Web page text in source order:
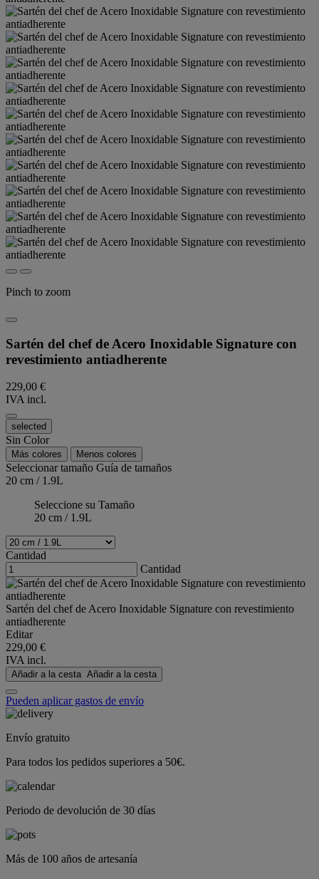
Pinch to zoom
Sartén del chef de Acero Inoxidable Signature con
revestimiento antiadherente
229,00 €
IVA incl.
selected
Sin Color
Más colores Menos colores
Seleccionar tamaño Guía de tamaños
20 cm / 1.9L
Seleccione su Tamaño
20 cm / 1.9L
Cantidad
Cantidad
Sartén del chef de Acero Inoxidable Signature con revestimiento
antiadherente
Editar
229,00 €
IVA incl.
Añadir a la cesta Añadir a la cesta
Pueden aplicar gastos de envío
Envío gratuito
Para todos los pedidos superiores a 50€.
Periodo de devolución de 30 días
Más de 100 años de artesanía